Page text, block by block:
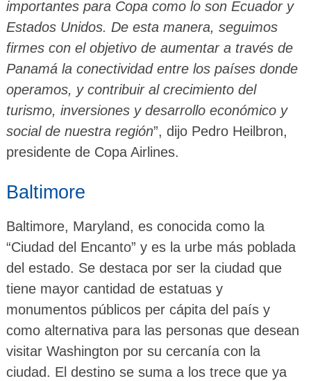
importantes para Copa como lo son Ecuador y
Estados Unidos. De esta manera, seguimos
firmes con el objetivo de aumentar a través de
Panamá la conectividad entre los países donde
operamos, y contribuir al crecimiento del
turismo, inversiones y desarrollo económico y
social de nuestra región”, dijo Pedro Heilbron,
presidente de Copa Airlines.
Baltimore
Baltimore, Maryland, es conocida como la
“Ciudad del Encanto” y es la urbe más poblada
del estado. Se destaca por ser la ciudad que
tiene mayor cantidad de estatuas y
monumentos públicos per cápita del país y
como alternativa para las personas que desean
visitar Washington por su cercanía con la
ciudad. El destino se suma a los trece que ya